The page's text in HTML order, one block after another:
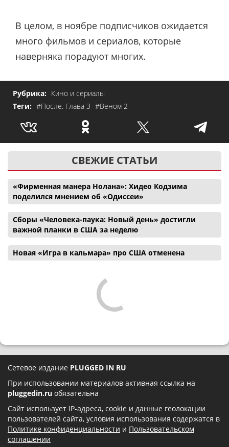
В целом, в ноябре подписчиков ожидается
много фильмов и сериалов, которые
наверняка порадуют многих.
Рубрика: Кино и сериалы
Теги: #После. Глава 3 #Веном 2
СВЕЖИЕ СТАТЬИ
«Фирменная манера Нолана»: Хидео Кодзима
поделился мнением об «Одиссеи»
Сборы «Человека-паука: Новый день» достигли
важной планки в США за неделю
Новая «Игра в кальмара» про США отменена
Сетевое издание PLUGGED IN RU
При использовании материалов активная ссылка на
pluggedin.ru обязательна
Сайт использует IP-адреса, cookie и данные геолокации
пользователей сайта, условия использования содержатся в
Политике конфиденциальности и Пользовательском
соглашении